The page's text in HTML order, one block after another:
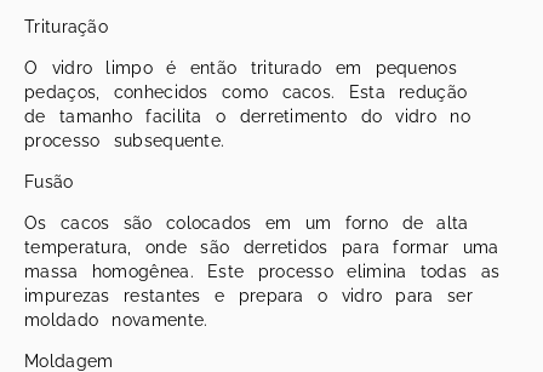
Trituração
O vidro limpo é então triturado em pequenos
pedaços, conhecidos como cacos. Esta redução
de tamanho facilita o derretimento do vidro no
processo subsequente.
Fusão
Os cacos são colocados em um forno de alta
temperatura, onde são derretidos para formar uma
massa homogênea. Este processo elimina todas as
impurezas restantes e prepara o vidro para ser
moldado novamente.
Moldagem